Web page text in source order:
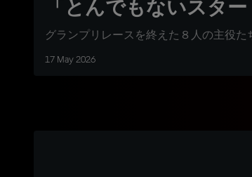
「とんでもないスター
グランプリレースを終えた８人の主役た
17 May 2026